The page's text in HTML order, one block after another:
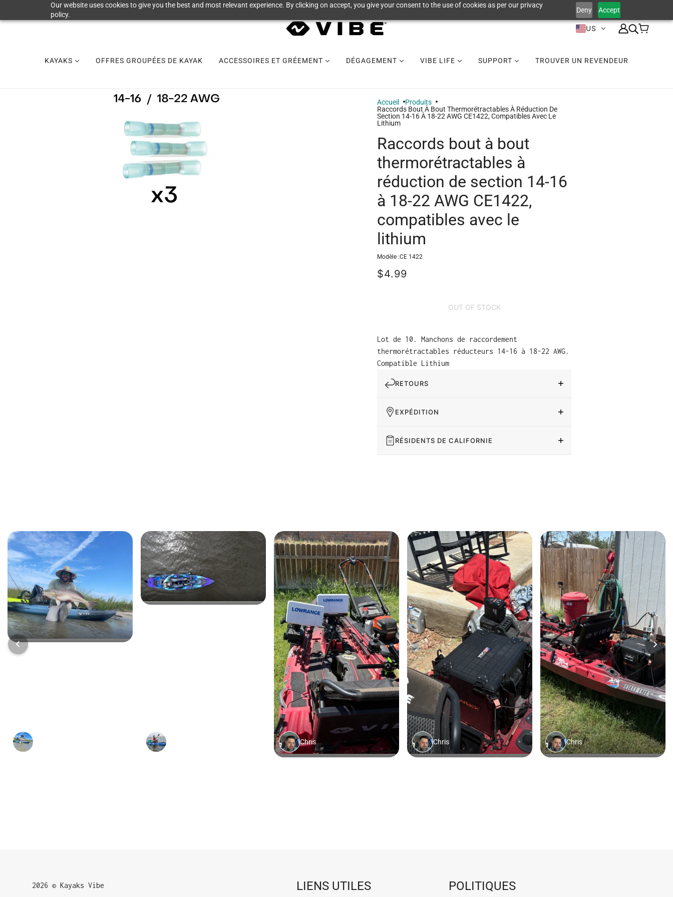
Our website uses cookies to give you the best and most relevant experience. By clicking on accept, you give your consent to the use of cookies as per our privacy
policy.
Deny Accept
US
KAYAKS OFFRES GROUPÉES DE KAYAK ACCESSOIRES ET GRÉEMENT DÉGAGEMENT VIBE LIFE SUPPORT TROUVER UN REVENDEUR
Accueil
Produits
Raccords Bout À Bout Thermorétractables À Réduction De
Section 14-16 À 18-22 AWG CE1422, Compatibles Avec Le
Lithium
Raccords bout à bout
thermorétractables à
réduction de section 14-16
à 18-22 AWG CE1422,
compatibles avec le
lithium
Modèle :CE 1422
$4.99
OUT OF STOCK
Lot de 10. Manchons de raccordement
thermorétractables réducteurs 14-16 à 18-22 AWG.
Compatible Lithium
RETOURS
EXPÉDITION
RÉSIDENTS DE CALIFORNIE
2026 © Kayaks Vibe LIENS UTILES POLITIQUES